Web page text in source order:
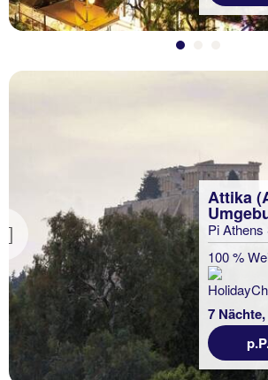
Previous
Attika
Pi Athens
100 %
7